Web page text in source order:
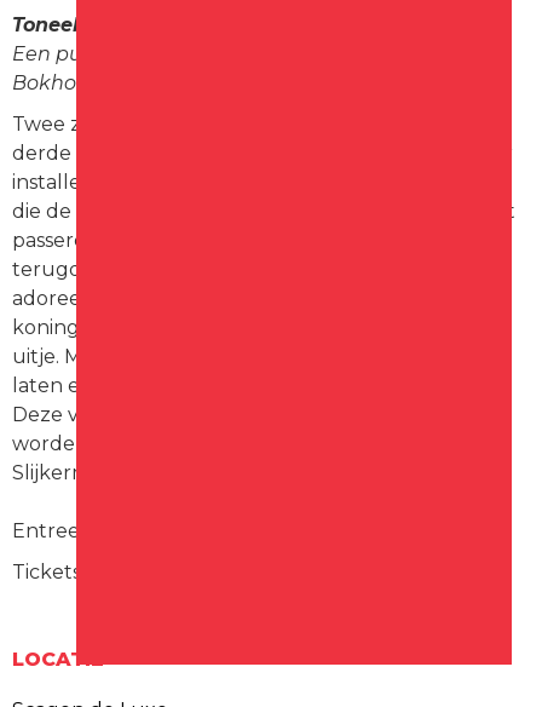
Toneelgroep D@gh@p
Een puur Haagse komedie van Cocky van
Bokhoven
Twee zussen, Ina en Dora. Elk jaar gaan zij, op de
derde dinsdag van september, naar Den Haag. Daar
installeren zij zich op hun vaste plek langs de route
die de Gouden Koets op Prinsjesdag zal nemen. Het
passeren van de koninklijke stoet doet Dora
terugdenken aan de man uit het verleden, die zij
adoreerde. Voor haar zus Ina is Prinsjesdag, als
koningshuishater, echter bepaald geen plezierig
uitje. Maar hoe verschillend ze ook zijn, de zussen
laten elkaar nooit in de steek.
Deze voorstelling zal met sprankelend toneelspel
worden uitgevoerd door Jan Hoedjes en Jan
Slijkerman.
Entree: € 14,00
Tickets verkrijgbaar via Scagon Theater de Luxe
LOCATIE